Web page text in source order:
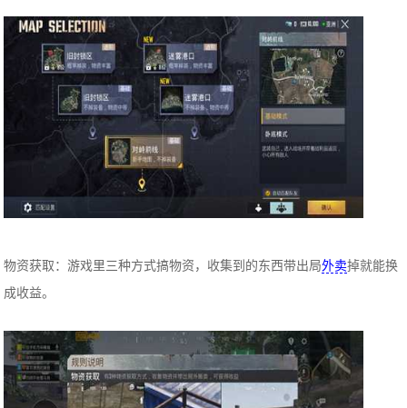
物资获取：游戏里三种方式搞物资，收集到的东西带出局外卖掉就能换
成收益。